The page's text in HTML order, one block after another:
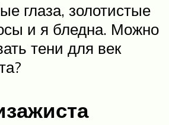
глаза, золотистые
и я бледна. Можно
тени для век